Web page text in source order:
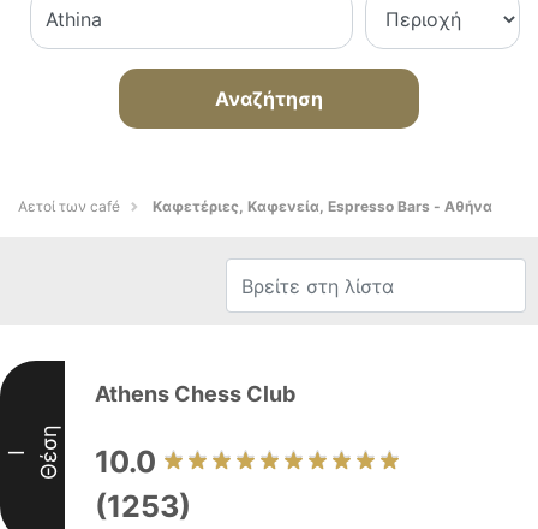
Αναζήτηση
Αετοί των café Καφετέριες, Καφενεία, Espresso Bars - Αθήνα
I Θέση
Athens Chess Club
10.0
(1253)